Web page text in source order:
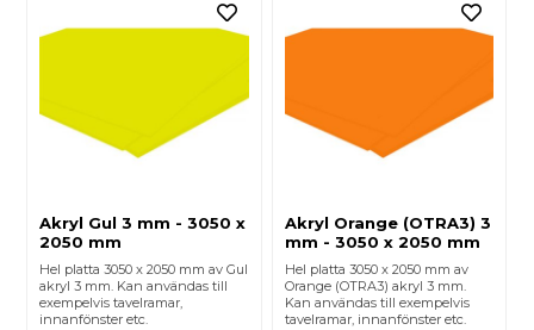
Akryl Gul 3 mm - 3050 x
2050 mm
Hel platta 3050 x 2050 mm av Gul
akryl 3 mm. Kan användas till
exempelvis tavelramar,
innanfönster etc.
Akryl Orange (OTRA3) 3
mm - 3050 x 2050 mm
Hel platta 3050 x 2050 mm av
Orange (OTRA3) akryl 3 mm.
Kan användas till exempelvis
tavelramar, innanfönster etc.